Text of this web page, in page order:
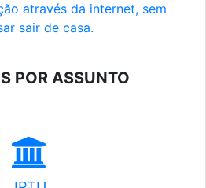
através da internet, sem
sair de casa.
POR ASSUNTO